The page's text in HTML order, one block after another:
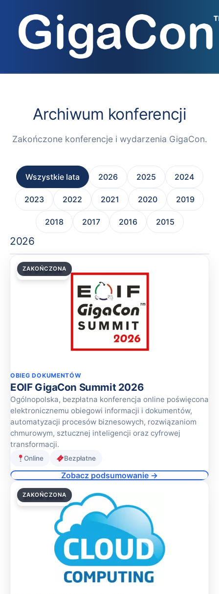
treści
Archiwum konferencji
Zakończone konferencje i wydarzenia GigaCon.
Wszystkie lata 2026 2025 2024
2023 2022 2021 2020 2019
2018 2017 2016 2015
2026
22.07.2026
ZAKOŃCZONA
OBIEG DOKUMENTÓW
EOIF GigaCon Summit 2026
Ogólnopolska, bezpłatna konferencja online poświęcona
elektronicznemu obiegowi informacji i dokumentów,
automatyzacji procesów biznesowych, rozwiązaniom
chmurowym, sztucznej inteligencji oraz cyfrowej
transformacji.
Online Bezpłatne
Zobacz podsumowanie →
23.06.2026
ZAKOŃCZONA